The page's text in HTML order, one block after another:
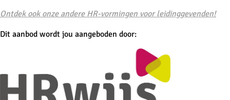
Ontdek ook onze andere HR-vormingen voor leidinggevenden!
Dit aanbod wordt jou aangeboden door: